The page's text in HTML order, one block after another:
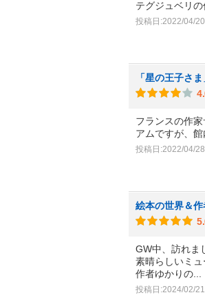
テグジュベリ
投稿日:2022/04/20
「星の王子さ
フランスの作
アムですが、
投稿日:2022/04/28
絵本の世界＆
GW中、訪れま
素晴らしいミュ
作者ゆかりの
投稿日:2024/02/21